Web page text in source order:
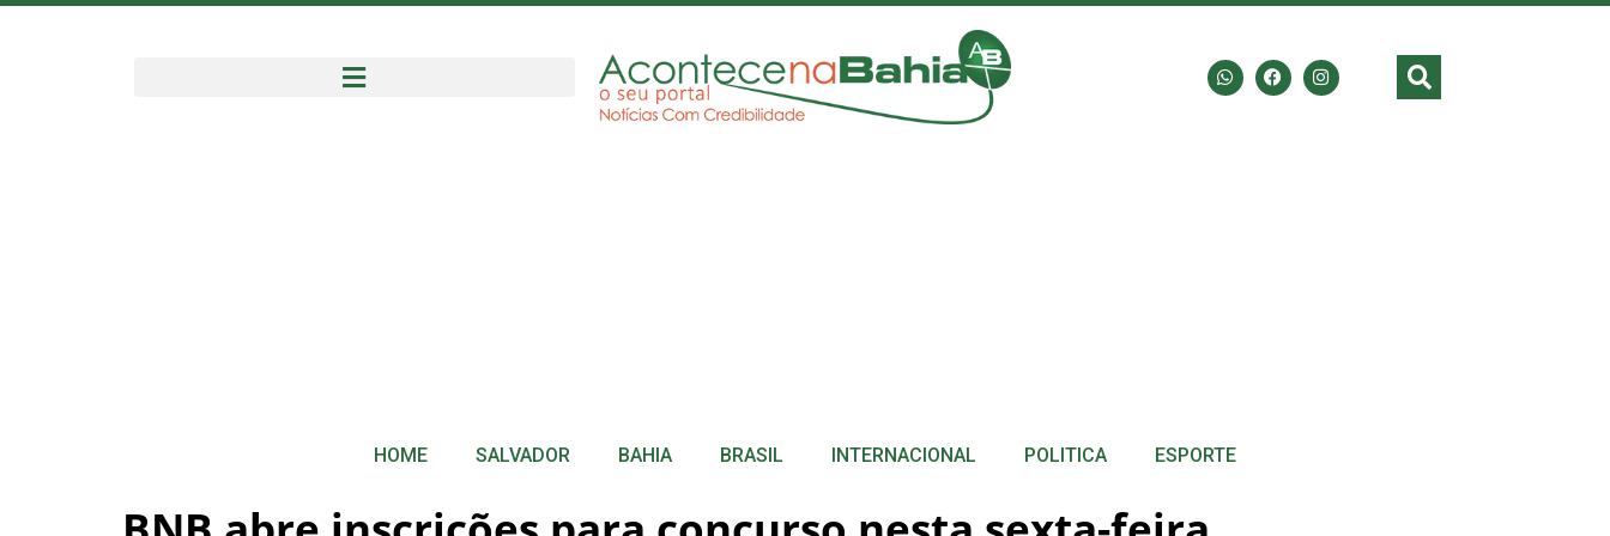
HOME SALVADOR BAHIA BRASIL INTERNACIONAL POLITICA ESPORTE